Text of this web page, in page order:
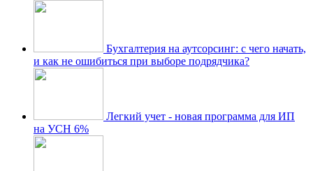
Бухгалтерия на аутсорсинг: с чего начать,
и как не ошибиться при выборе подрядчика?
Легкий учет - новая программа для ИП
на УСН 6%